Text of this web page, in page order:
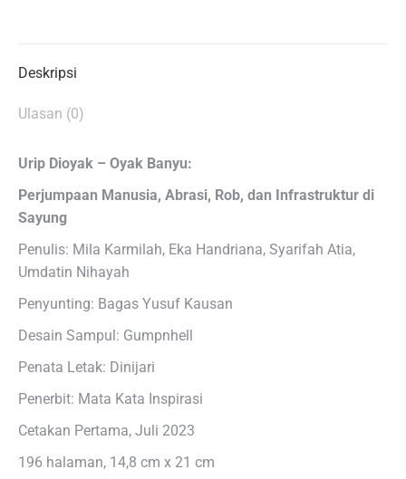
Deskripsi
Ulasan (0)
Urip Dioyak – Oyak Banyu:
Perjumpaan Manusia, Abrasi, Rob, dan Infrastruktur di
Sayung
Penulis: Mila Karmilah, Eka Handriana, Syarifah Atia,
Umdatin Nihayah
Penyunting: Bagas Yusuf Kausan
Desain Sampul: Gumpnhell
Penata Letak: Dinijari
Penerbit: Mata Kata Inspirasi
Cetakan Pertama, Juli 2023
196 halaman, 14,8 cm x 21 cm